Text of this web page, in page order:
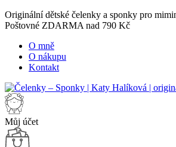
Originální dětské čelenky a sponky pro
Poštovné ZDARMA nad 790 Kč
O mně
O nákupu
Kontakt
Můj účet